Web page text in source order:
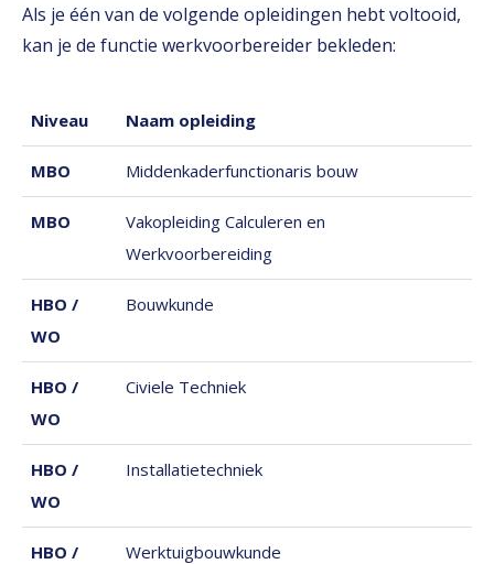
Als je één van de volgende opleidingen hebt voltooid,
kan je de functie werkvoorbereider bekleden:
Niveau Naam opleiding
MBO Middenkaderfunctionaris bouw
MBO
Vakopleiding Calculeren en
Werkvoorbereiding
HBO /
WO
Bouwkunde
HBO /
WO
Civiele Techniek
HBO /
WO
Installatietechniek
HBO /
Werktuigbouwkunde